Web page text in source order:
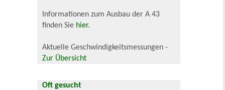
Informationen zum Ausbau der A 43
finden Sie hier.
Aktuelle Geschwindigkeitsmessungen -
Zur Übersicht
Oft gesucht